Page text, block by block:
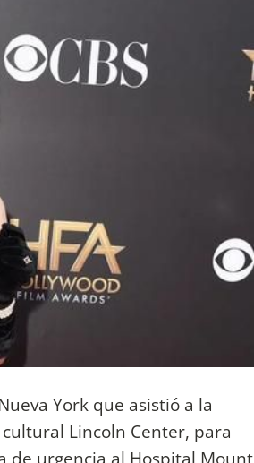
York que asistió a la
Lincoln Center, para
de urgencia al Hospital Mount